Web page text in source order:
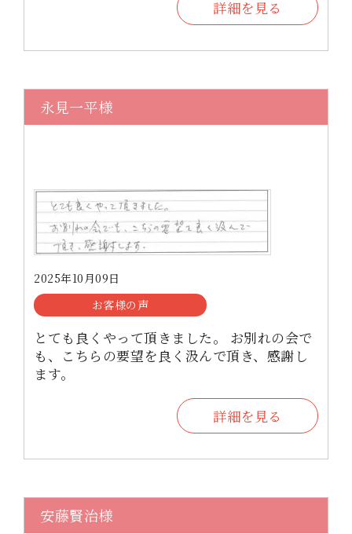
詳細を見る
永見一平様
2025年10月09日
お客様の声
とても良くやって頂きました。 お別れの会で
も、こちらの要望を良く汲んで頂き、感謝し
ます。
詳細を見る
安藤賢治様